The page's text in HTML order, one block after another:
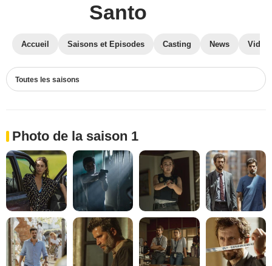
Santo
Accueil Saisons et Episodes Casting News
Toutes les saisons
Photo de la saison 1